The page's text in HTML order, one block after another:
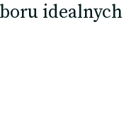
idealnych